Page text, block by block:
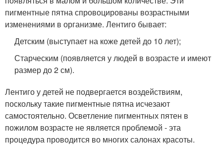
пигментные пятна спровоцированы возрастными
изменениями в организме. Лентиго бывает:
Детским (выступает на коже детей до 10 лет);
Старческим (появляется у людей в возрасте и имеют
размер до 2 см).
Лентиго у детей не подвергается воздействиям,
поскольку такие пигментные пятна исчезают
самостоятельно. Осветление пигментных пятен в
пожилом возрасте не является проблемой - эта
процедура проводится во многих салонах красоты.